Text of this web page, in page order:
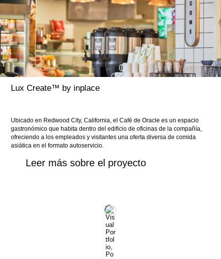
Lux Create™ by inplace
Ubicado en Redwood City, California, el Café de Oracle es un espacio
gastronómico que habita dentro del edificio de oficinas de la compañía,
ofreciendo a los empleados y visitantes una oferta diversa de comida
asiática en el formato autoservicio.
Leer más sobre el proyecto